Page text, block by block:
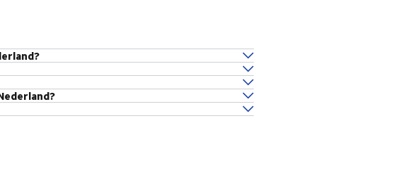
voor FTL, 3-8 werkdagen voor LTL, en 2-6
raden wij u aan rechtstreeks
voor uw behoeften en nauwkeurige transittijden.
zijn afgestemd op uw vracht.
Het biedt gedetailleerde tracking via
kunnen helpen met documentatie en
emissiezones (LEZ's) om de vervuiling door zware
elektrische voertuigen door middel van incentives
te verbeteren.